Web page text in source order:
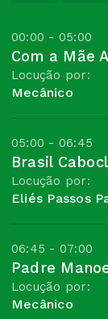
00:00 - 05:00
Com a Mãe
Locução por:
Mecânico
05:00 - 06:45
Brasil
Locução por:
Eliés Passos
06:45 - 07:00
Padre
Locução por:
Mecânico